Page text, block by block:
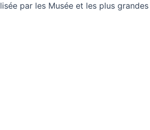
par les Musée et les plus